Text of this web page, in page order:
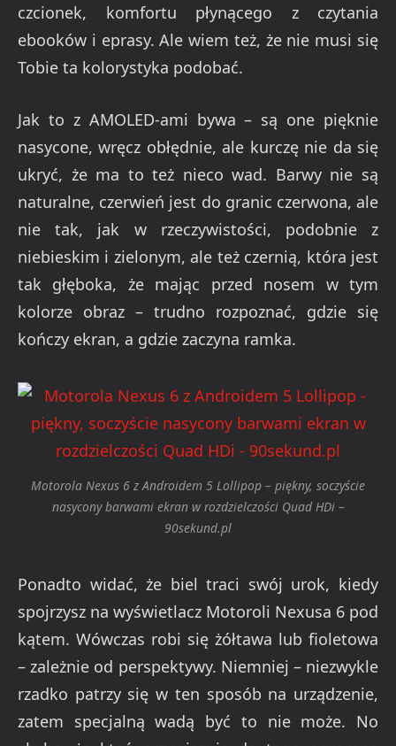
czcionek, komfortu płynącego z czytania
ebooków i eprasy. Ale wiem też, że nie musi się
Tobie ta kolorystyka podobać.
Jak to z AMOLED-ami bywa – są one pięknie
nasycone, wręcz obłędnie, ale kurczę nie da się
ukryć, że ma to też nieco wad. Barwy nie są
naturalne, czerwień jest do granic czerwona, ale
nie tak, jak w rzeczywistości, podobnie z
niebieskim i zielonym, ale też czernią, która jest
tak głęboka, że mając przed nosem w tym
kolorze obraz – trudno rozpoznać, gdzie się
kończy ekran, a gdzie zaczyna ramka.
Motorola Nexus 6 z Androidem 5 Lollipop – piękny, soczyście
nasycony barwami ekran w rozdzielczości Quad HDi –
90sekund.pl
Ponadto widać, że biel traci swój urok, kiedy
spojrzysz na wyświetlacz Motoroli Nexusa 6 pod
kątem. Wówczas robi się żółtawa lub fioletowa
– zależnie od perspektywy. Niemniej – niezwykle
rzadko patrzy się w ten sposób na urządzenie,
zatem specjalną wadą być to nie może. No